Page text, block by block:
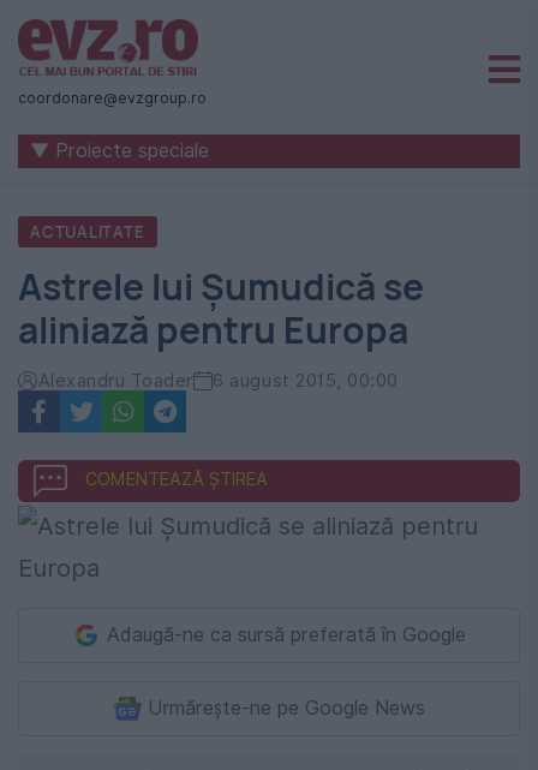
Știri
naționale
internaționale
România
-
Evenimentul
Zilei
coordonare@evzgroup.ro
▼ Proiecte speciale
ACTUALITATE
Astrele lui Șumudică se
aliniază pentru Europa
Alexandru Toader 6 august 2015, 00:00
COMENTEAZĂ ȘTIREA
Adaugă-ne ca sursă preferată în Google
Urmărește-ne pe Google News